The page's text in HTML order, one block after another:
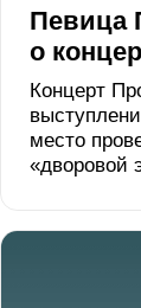
Певица
о
Концерт
место
«дворовой